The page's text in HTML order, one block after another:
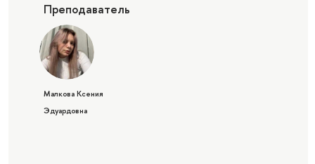
Преподаватель
Малкова Ксения
Эдуардовна